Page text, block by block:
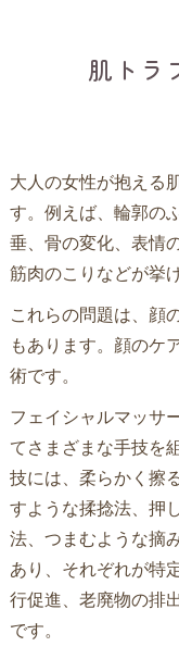
肌トラ
大人の女性が抱える
す。例えば、輪郭の
垂、骨の変化、表情
筋肉のこりなどが挙
これらの問題は、顔
もあります。顔のケ
術です。
フェイシャルマッサ
てさまざまな手技を
技には、柔らかく擦
すような揉捻法、押
法、つまむような摘
あり、それぞれが特
行促進、老廃物の排
です。